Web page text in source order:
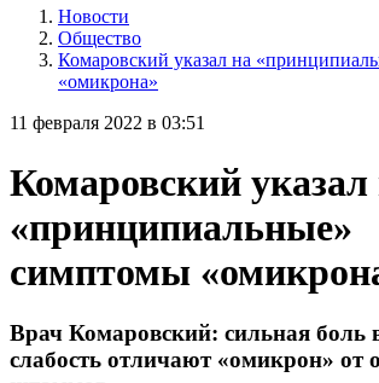
Новости
Общество
Комаровский указал на
«омикрона»
11 февраля 2022 в 03:51
Комаровский указал
«принципиальные»
симптомы
Врач Комаровский: сильная боль
слабость отличают «омикрон» от